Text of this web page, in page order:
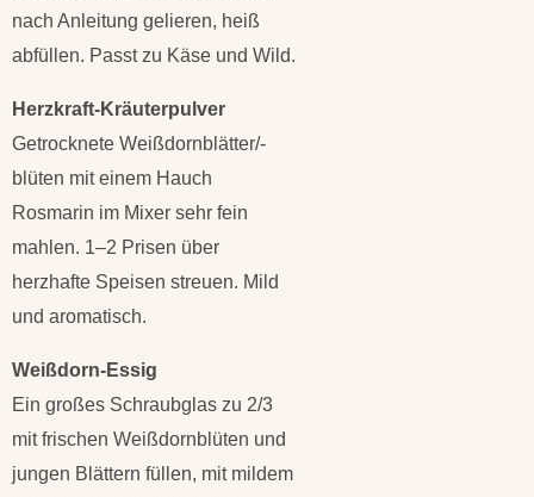
nach Anleitung gelieren, heiß
abfüllen. Passt zu Käse und Wild.
Herzkraft-Kräuterpulver
Getrocknete Weißdornblätter/-
blüten mit einem Hauch
Rosmarin im Mixer sehr fein
mahlen. 1–2 Prisen über
herzhafte Speisen streuen. Mild
und aromatisch.
Weißdorn-Essig
Ein großes Schraubglas zu 2/3
mit frischen Weißdornblüten und
jungen Blättern füllen, mit mildem